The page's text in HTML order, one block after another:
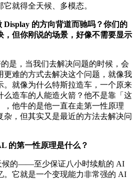
就得全天候、多模态。
Display 的方向背道而驰吗？你们的
，但你刚说的场景，好像不需要显示
是，当我们去解决问题的时候，会
更难的方式去解决这个问题，就像我
。就像为什么特斯拉造车，一个原来
么造车的人能造火箭？他不是靠「这
，他牛的是他一直在走第一性原理
，但其实又是最近的方法去解决问
的第一性原理是什么？
候的——至少保证八小时续航的 AI
。它就是一个变现能力非常强的 AI